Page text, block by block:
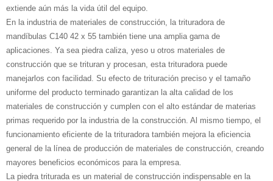
extiende aún más la vida útil del equipo.
En la industria de materiales de construcción, la trituradora de
mandíbulas C140 42 x 55 también tiene una amplia gama de
aplicaciones. Ya sea piedra caliza, yeso u otros materiales de
construcción que se trituran y procesan, esta trituradora puede
manejarlos con facilidad. Su efecto de trituración preciso y el tamaño
uniforme del producto terminado garantizan la alta calidad de los
materiales de construcción y cumplen con el alto estándar de materias
primas requerido por la industria de la construcción. Al mismo tiempo, el
funcionamiento eficiente de la trituradora también mejora la eficiencia
general de la línea de producción de materiales de construcción, creando
mayores beneficios económicos para la empresa.
La piedra triturada es un material de construcción indispensable en la